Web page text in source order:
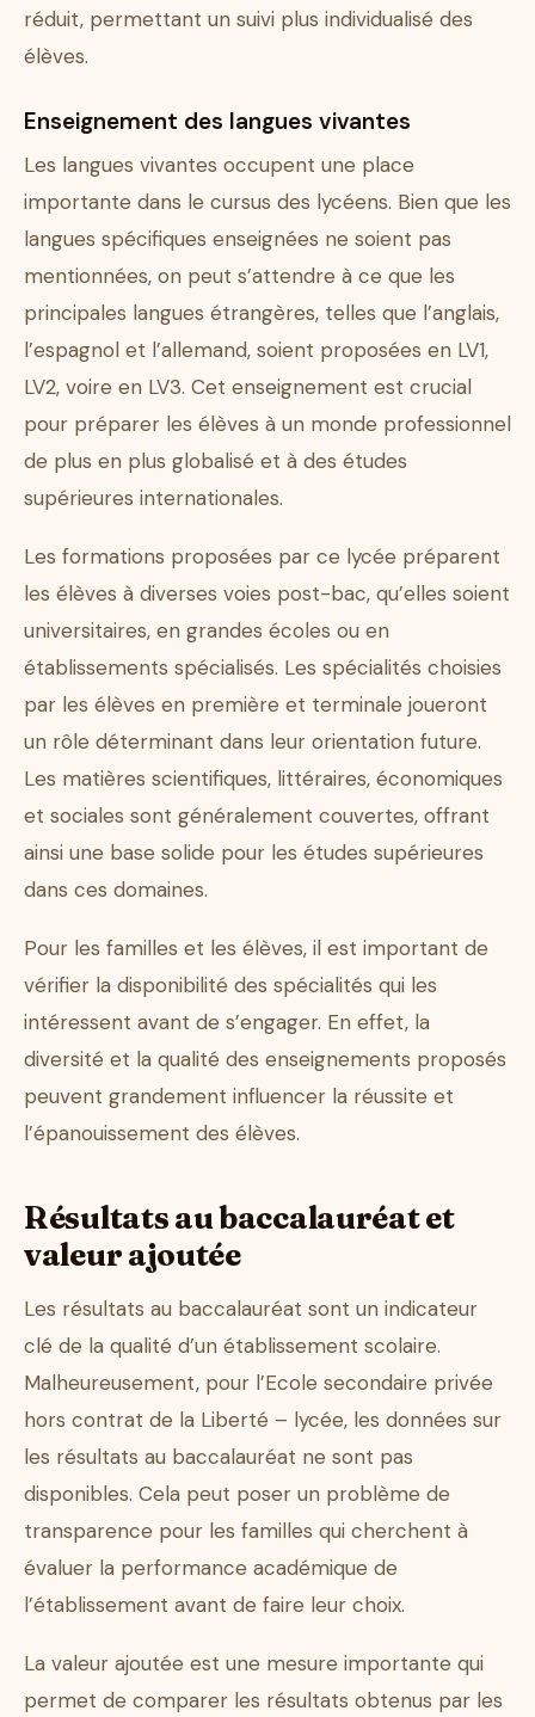
réduit, permettant un suivi plus individualisé des
élèves.
Enseignement des langues vivantes
Les langues vivantes occupent une place
importante dans le cursus des lycéens. Bien que les
langues spécifiques enseignées ne soient pas
mentionnées, on peut s’attendre à ce que les
principales langues étrangères, telles que l’anglais,
l’espagnol et l’allemand, soient proposées en LV1,
LV2, voire en LV3. Cet enseignement est crucial
pour préparer les élèves à un monde professionnel
de plus en plus globalisé et à des études
supérieures internationales.
Les formations proposées par ce lycée préparent
les élèves à diverses voies post-bac, qu’elles soient
universitaires, en grandes écoles ou en
établissements spécialisés. Les spécialités choisies
par les élèves en première et terminale joueront
un rôle déterminant dans leur orientation future.
Les matières scientifiques, littéraires, économiques
et sociales sont généralement couvertes, offrant
ainsi une base solide pour les études supérieures
dans ces domaines.
Pour les familles et les élèves, il est important de
vérifier la disponibilité des spécialités qui les
intéressent avant de s’engager. En effet, la
diversité et la qualité des enseignements proposés
peuvent grandement influencer la réussite et
l’épanouissement des élèves.
Résultats au baccalauréat et
valeur ajoutée
Les résultats au baccalauréat sont un indicateur
clé de la qualité d’un établissement scolaire.
Malheureusement, pour l’Ecole secondaire privée
hors contrat de la Liberté – lycée, les données sur
les résultats au baccalauréat ne sont pas
disponibles. Cela peut poser un problème de
transparence pour les familles qui cherchent à
évaluer la performance académique de
l’établissement avant de faire leur choix.
La valeur ajoutée est une mesure importante qui
permet de comparer les résultats obtenus par les